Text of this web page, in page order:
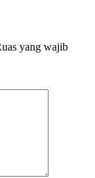
yang wajib